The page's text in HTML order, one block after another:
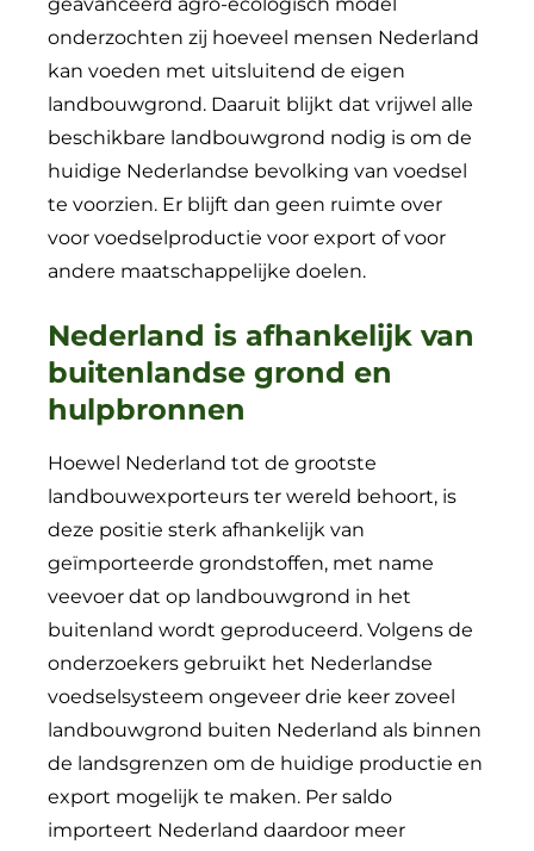
onderzochten zij hoeveel mensen Nederland
kan voeden met uitsluitend de eigen
landbouwgrond. Daaruit blijkt dat vrijwel alle
beschikbare landbouwgrond nodig is om de
huidige Nederlandse bevolking van voedsel
te voorzien. Er blijft dan geen ruimte over
voor voedselproductie voor export of voor
andere maatschappelijke doelen.
Nederland is afhankelijk van
buitenlandse grond en
hulpbronnen
Hoewel Nederland tot de grootste
landbouwexporteurs ter wereld behoort, is
deze positie sterk afhankelijk van
geïmporteerde grondstoffen, met name
veevoer dat op landbouwgrond in het
buitenland wordt geproduceerd. Volgens de
onderzoekers gebruikt het Nederlandse
voedselsysteem ongeveer drie keer zoveel
landbouwgrond buiten Nederland als binnen
de landsgrenzen om de huidige productie en
export mogelijk te maken. Per saldo
importeert Nederland daardoor meer